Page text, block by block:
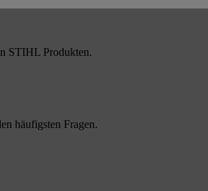
STIHL Produkten.
häufigsten Fragen.